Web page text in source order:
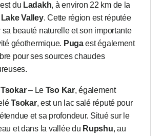
du Ladakh, à environ 22 km de la
Valley. Cette région est réputée
sa beauté naturelle et son importante
géothermique. Pugaest également
pour ses sources chaudes
– Le Tso Kar, également
Tsokar, est un lac salé réputé pour
et sa profondeur. Situé sur le
et dans la vallée du Rupshu, au